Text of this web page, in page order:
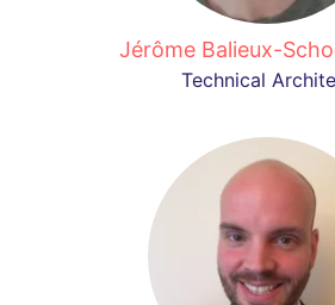
Jérôme Balieux-
Technical